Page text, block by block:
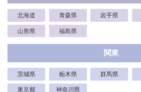
北海道 青森県 岩手県
山形県 福島県
関東
茨城県 栃木県 群馬県
東京都 神奈川県